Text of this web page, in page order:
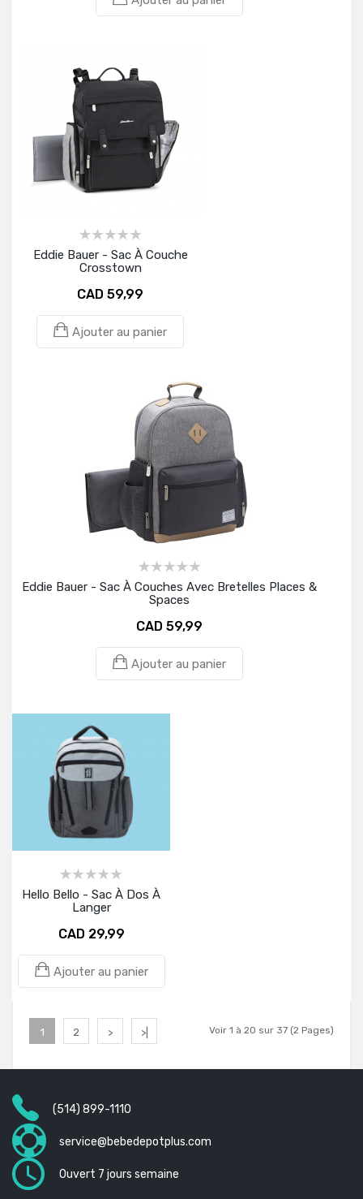
Eddie Bauer - Sac À Couche
Crosstown
CAD 59,99
Ajouter au panier
Eddie Bauer - Sac À Couches Avec Bretelles Places &
Spaces
CAD 59,99
Ajouter au panier
Hello Bello - Sac À Dos À
Langer
CAD 29,99
Ajouter au panier
Voir 1 à 20 sur 37 (2 Pages)
1 2 > >|
(514) 899-1110
service@bebedepotplus.com
Ouvert 7 jours semaine